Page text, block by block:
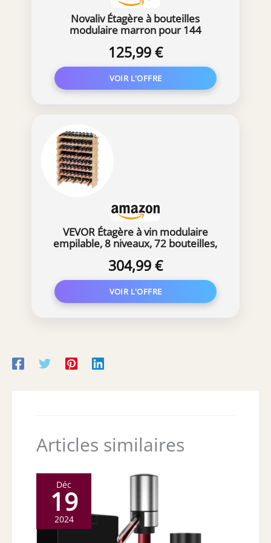
Novaliv Étagère à bouteilles
modulaire marron pour 144
extensible, robuste – Idéal pour le
stockage du vin dans la cave, la
restauration et la maison, armoire à
boissons
125,99 €
VEVOR Étagère à vin modulaire
empilable, 8 niveaux, 72 bouteilles,
massif, étagères de rangement sans
oscillation pour cuisines, salles à
manger, caves, couleur naturelle
304,99 €
Articles similaires
Déc
19
2024